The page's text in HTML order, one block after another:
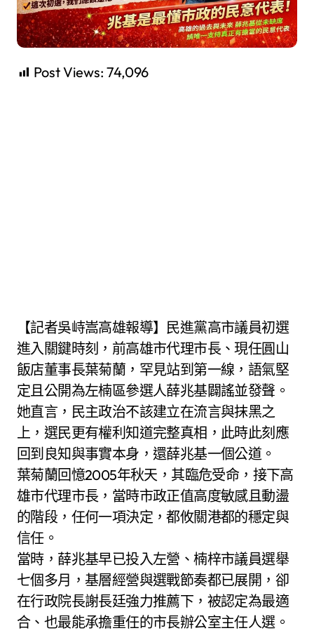
Post Views: 74,096
【記者吳峙嵩高雄報導】民進黨高市議員初選
進入關鍵時刻，前高雄市代理市長、現任圓山
飯店董事長葉菊蘭，罕見站到第一線，語氣堅
定且公開為左楠區參選人薛兆基闢謠並發聲。
她直言，民主政治不該建立在流言與抹黑之
上，選民更有權利知道完整真相，此時此刻應
回到良知與事實本身，還薛兆基一個公道。
葉菊蘭回憶2005年秋天，其臨危受命，接下高
雄市代理市長，當時市政正值高度敏感且動盪
的階段，任何一項決定，都攸關港都的穩定與
信任。
當時，薛兆基早已投入左營、楠梓市議員選舉
七個多月，基層經營與選戰節奏都已展開，卻
在行政院長謝長廷強力推薦下，被認定為最適
合、也最能承擔重任的市長辦公室主任人選。